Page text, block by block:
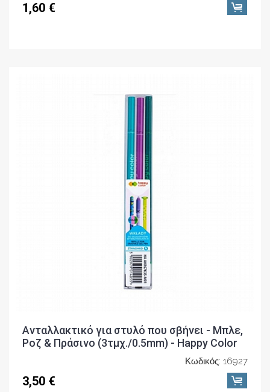
1,60 €
Ανταλλακτικό για στυλό που σβήνει - Μπλε,
Ροζ & Πράσινο (3τμχ./0.5mm) - Happy Color
Κωδικός: 16927
3,50 €